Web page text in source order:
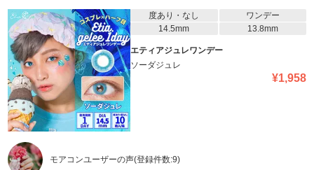
度あり・なし
ワンデー
14.5mm
13.8mm
エティアジュレワンデー
ソーダジュレ
¥1,958
モアコンユーザーの声(登録件数:9)